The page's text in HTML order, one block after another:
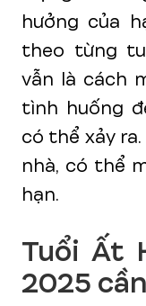
hưởng của
theo từng
vẫn là cách
tình huống
có thể xảy
nhà, có thể
hạn.
Tuổi Ất
2025